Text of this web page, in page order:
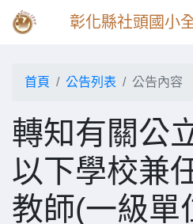
彰化縣社頭國小
首頁 公告列表 公告內容
轉知有關公
以下學校兼
教師(一級單